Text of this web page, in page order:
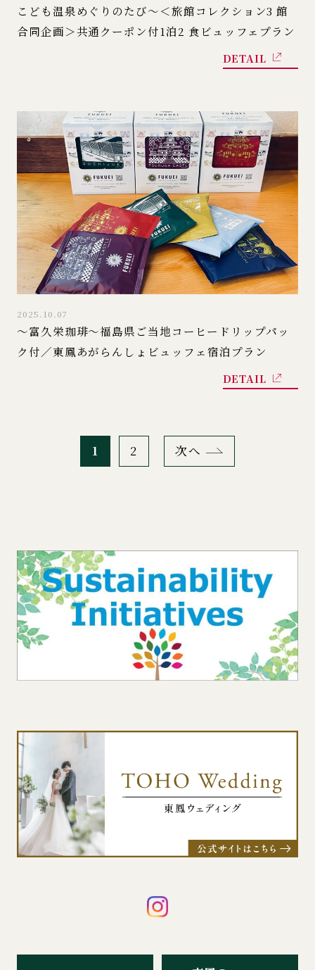
こども温泉めぐりのたび～＜旅館コレクション3 館
合同企画＞共通クーポン付1泊2 食ビュッフェプラン
DETAIL
2025.10.07
～富久栄珈琲～福島県ご当地コーヒードリップパッ
ク付／東鳳あがらんしょビュッフェ宿泊プラン
DETAIL
1 2 次へ